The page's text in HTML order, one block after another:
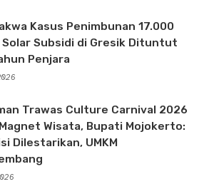
Kasus Penimbunan 17.000
Subsidi di Gresik Dituntut
Penjara
Trawas Culture Carnival 2026
Wisata, Bupati Mojokerto:
Dilestarikan, UMKM